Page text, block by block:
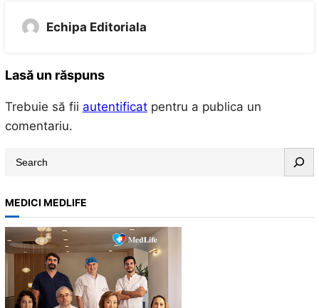
Echipa Editoriala
Lasă un răspuns
Trebuie să fii autentificatpentru a publica un
comentariu.
a
r
c
h
MEDICI MEDLIFE